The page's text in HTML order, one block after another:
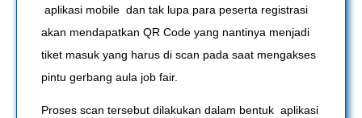
aplikasi mobile dan tak lupa para peserta registrasi
akan mendapatkan QR Code yang nantinya menjadi
tiket masuk yang harus di scan pada saat mengakses
pintu gerbang aula job fair.
Proses scan tersebut dilakukan dalam bentuk aplikasi